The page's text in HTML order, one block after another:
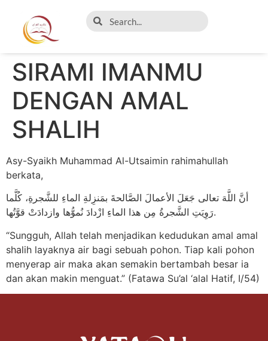
SIRAMI IMANMU
DENGAN AMAL
SHALIH
Asy-Syaikh Muhammad Al-Utsaimin rahimahullah
berkata,
أنَّ اللَّهَ تعالى جَعَلَ الأعمالَ الصَّالحةَ بمَنزِلةِ الماءِ للشَّجرةِ، كُلَّما
رَوِيَتِ الشَّجرةُ مِن هذا الماءِ ازْدادَ نُموُّها وازدادَتْ قوَّتُها.
“Sungguh, Allah telah menjadikan kedudukan amal amal
shalih layaknya air bagi sebuah pohon. Tiap kali pohon
menyerap air maka akan semakin bertambah besar ia
dan akan makin menguat.” (Fatawa Su’al ‘alal Hatif, I/54)